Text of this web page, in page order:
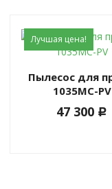
Лучшая цена!
Пылесос для пруда
1035MC-PV
47 300 c